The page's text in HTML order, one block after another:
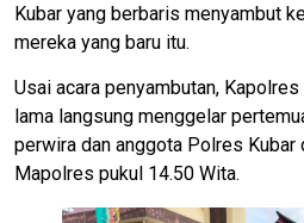
Kubar yang berbaris menyambut
mereka yang baru itu.
Usai acara penyambutan,
lama langsung menggelar
perwira dan anggota Polres Kubar
Mapolres pukul 14.50 Wita.